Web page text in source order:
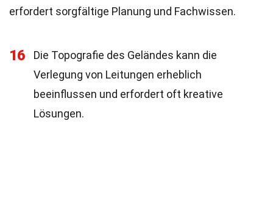
erfordert sorgfältige Planung und Fachwissen.
16
Die Topografie des Geländes kann die
Verlegung von Leitungen erheblich
beeinflussen und erfordert oft kreative
Lösungen.